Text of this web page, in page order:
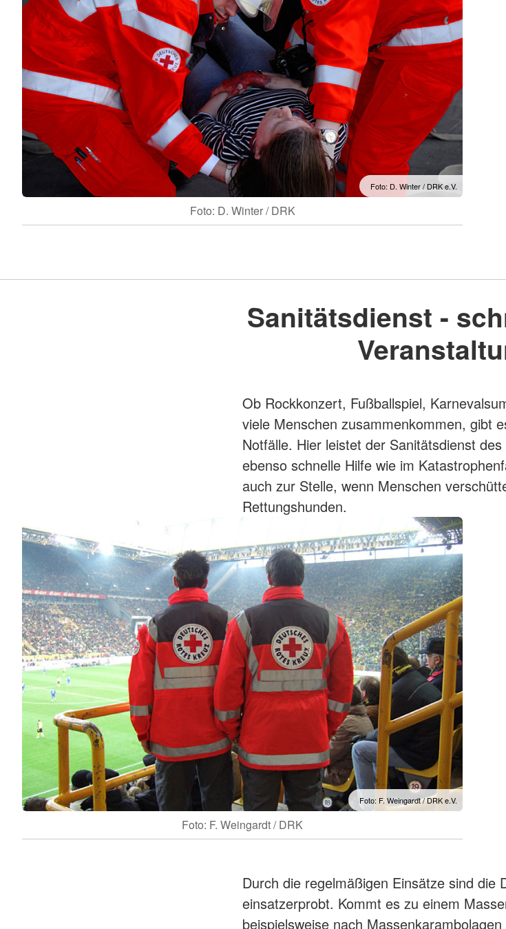
Foto: D. Winter / DRK e.V.
Foto: D. Winter / DRK
Sanitätsdienst -
Ob Rockkonzert, Fußballspiel,
viele Menschen zusammenkommen, gibt
Notfälle. Hier leistet der Sanitätsdienst
ebenso schnelle Hilfe wie im
auch zur Stelle, wenn Menschen
Rettungshunden.
Foto: F. Weingardt / DRK e.V.
Foto: F. Weingardt / DRK
Durch die regelmäßigen Einsätze sind die
einsatzerprobt. Kommt es zu einem
beispielsweise nach